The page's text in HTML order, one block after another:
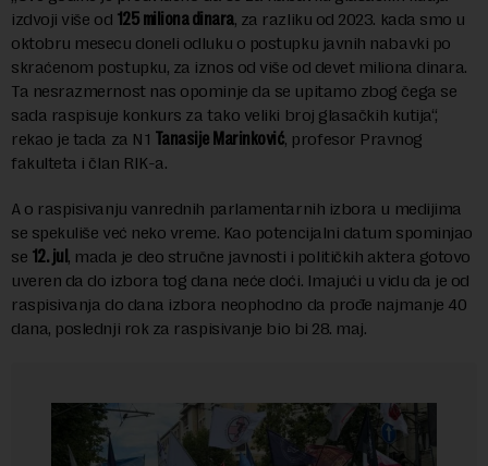
izdvoji više od 125 miliona dinara, za razliku od 2023. kada smo u
oktobru mesecu doneli odluku o postupku javnih nabavki po
skraćenom postupku, za iznos od više od devet miliona dinara.
Ta nesrazmernost nas opominje da se upitamo zbog čega se
sada raspisuje konkurs za tako veliki broj glasačkih kutija“,
rekao je tada za N1 Tanasije Marinković, profesor Pravnog
fakulteta i član RIK-a.
A o raspisivanju vanrednih parlamentarnih izbora u medijima
se spekuliše već neko vreme. Kao potencijalni datum spominjao
se 12. jul , mada je deo stručne javnosti i političkih aktera gotovo
uveren da do izbora tog dana neće doći. Imajući u vidu da je od
raspisivanja do dana izbora neophodno da prođe najmanje 40
dana, poslednji rok za raspisivanje bio bi 28. maj.